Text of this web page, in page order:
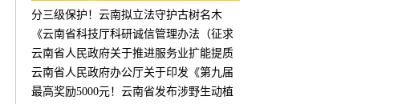
分三级保护！云南拟立法守护古树名木
《云南省科技厅科研诚信管理办法（征求
意见
云南省人民政府关于推进服务业扩能提质
的实
云南省人民政府办公厅关于印发《第九届
中国
最高奖励5000元！云南省发布涉野生动植